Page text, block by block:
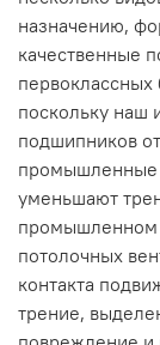
назначению,
качественные
первоклассных
поскольку наш
подшипников
промышленные
уменьшают
промышленном
потолочных
контакта
трение,